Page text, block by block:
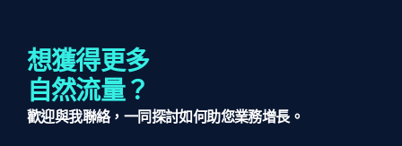
想獲得更多
自然流量？
歡迎與我聯絡，一同探討如何助您業務增長。